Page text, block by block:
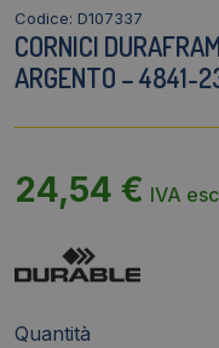
Codice: D107337
CORNICI
ARGENTO – 4841-
24,54 € IVA
Quantità